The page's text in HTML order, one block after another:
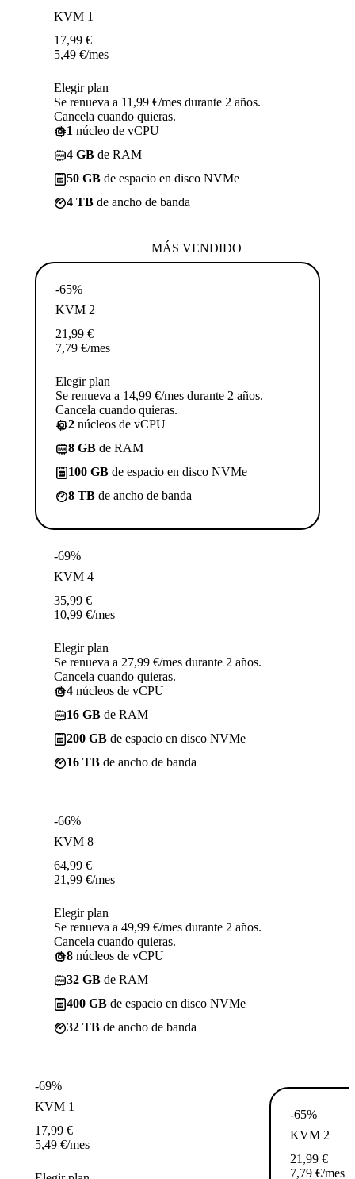
KVM 1
17,99 €
5,49 €/mes
Elegir plan
Se renueva a 11,99 €/mes durante 2 años.
Cancela cuando quieras.
1 núcleo de vCPU
4 GB de RAM
50 GB de espacio en disco NVMe
4 TB de ancho de banda
MÁS VENDIDO
-65%
KVM 2
21,99 €
7,79 €/mes
Elegir plan
Se renueva a 14,99 €/mes durante 2 años.
Cancela cuando quieras.
2 núcleos de vCPU
8 GB de RAM
100 GB de espacio en disco NVMe
8 TB de ancho de banda
-69%
KVM 4
35,99 €
10,99 €/mes
Elegir plan
Se renueva a 27,99 €/mes durante 2 años.
Cancela cuando quieras.
4 núcleos de vCPU
16 GB de RAM
200 GB de espacio en disco NVMe
16 TB de ancho de banda
-66%
KVM 8
64,99 €
21,99 €/mes
Elegir plan
Se renueva a 49,99 €/mes durante 2 años.
Cancela cuando quieras.
8 núcleos de vCPU
32 GB de RAM
400 GB de espacio en disco NVMe
32 TB de ancho de banda
-69%
KVM 1
17,99 €
5,49 €/mes
-65%
KVM 2
21,99 €
7,79 €/mes